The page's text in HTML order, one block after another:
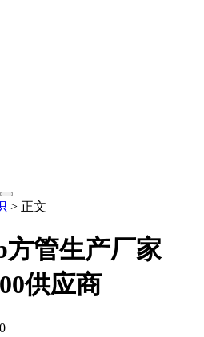
> 正文
方管生产厂家
供应商